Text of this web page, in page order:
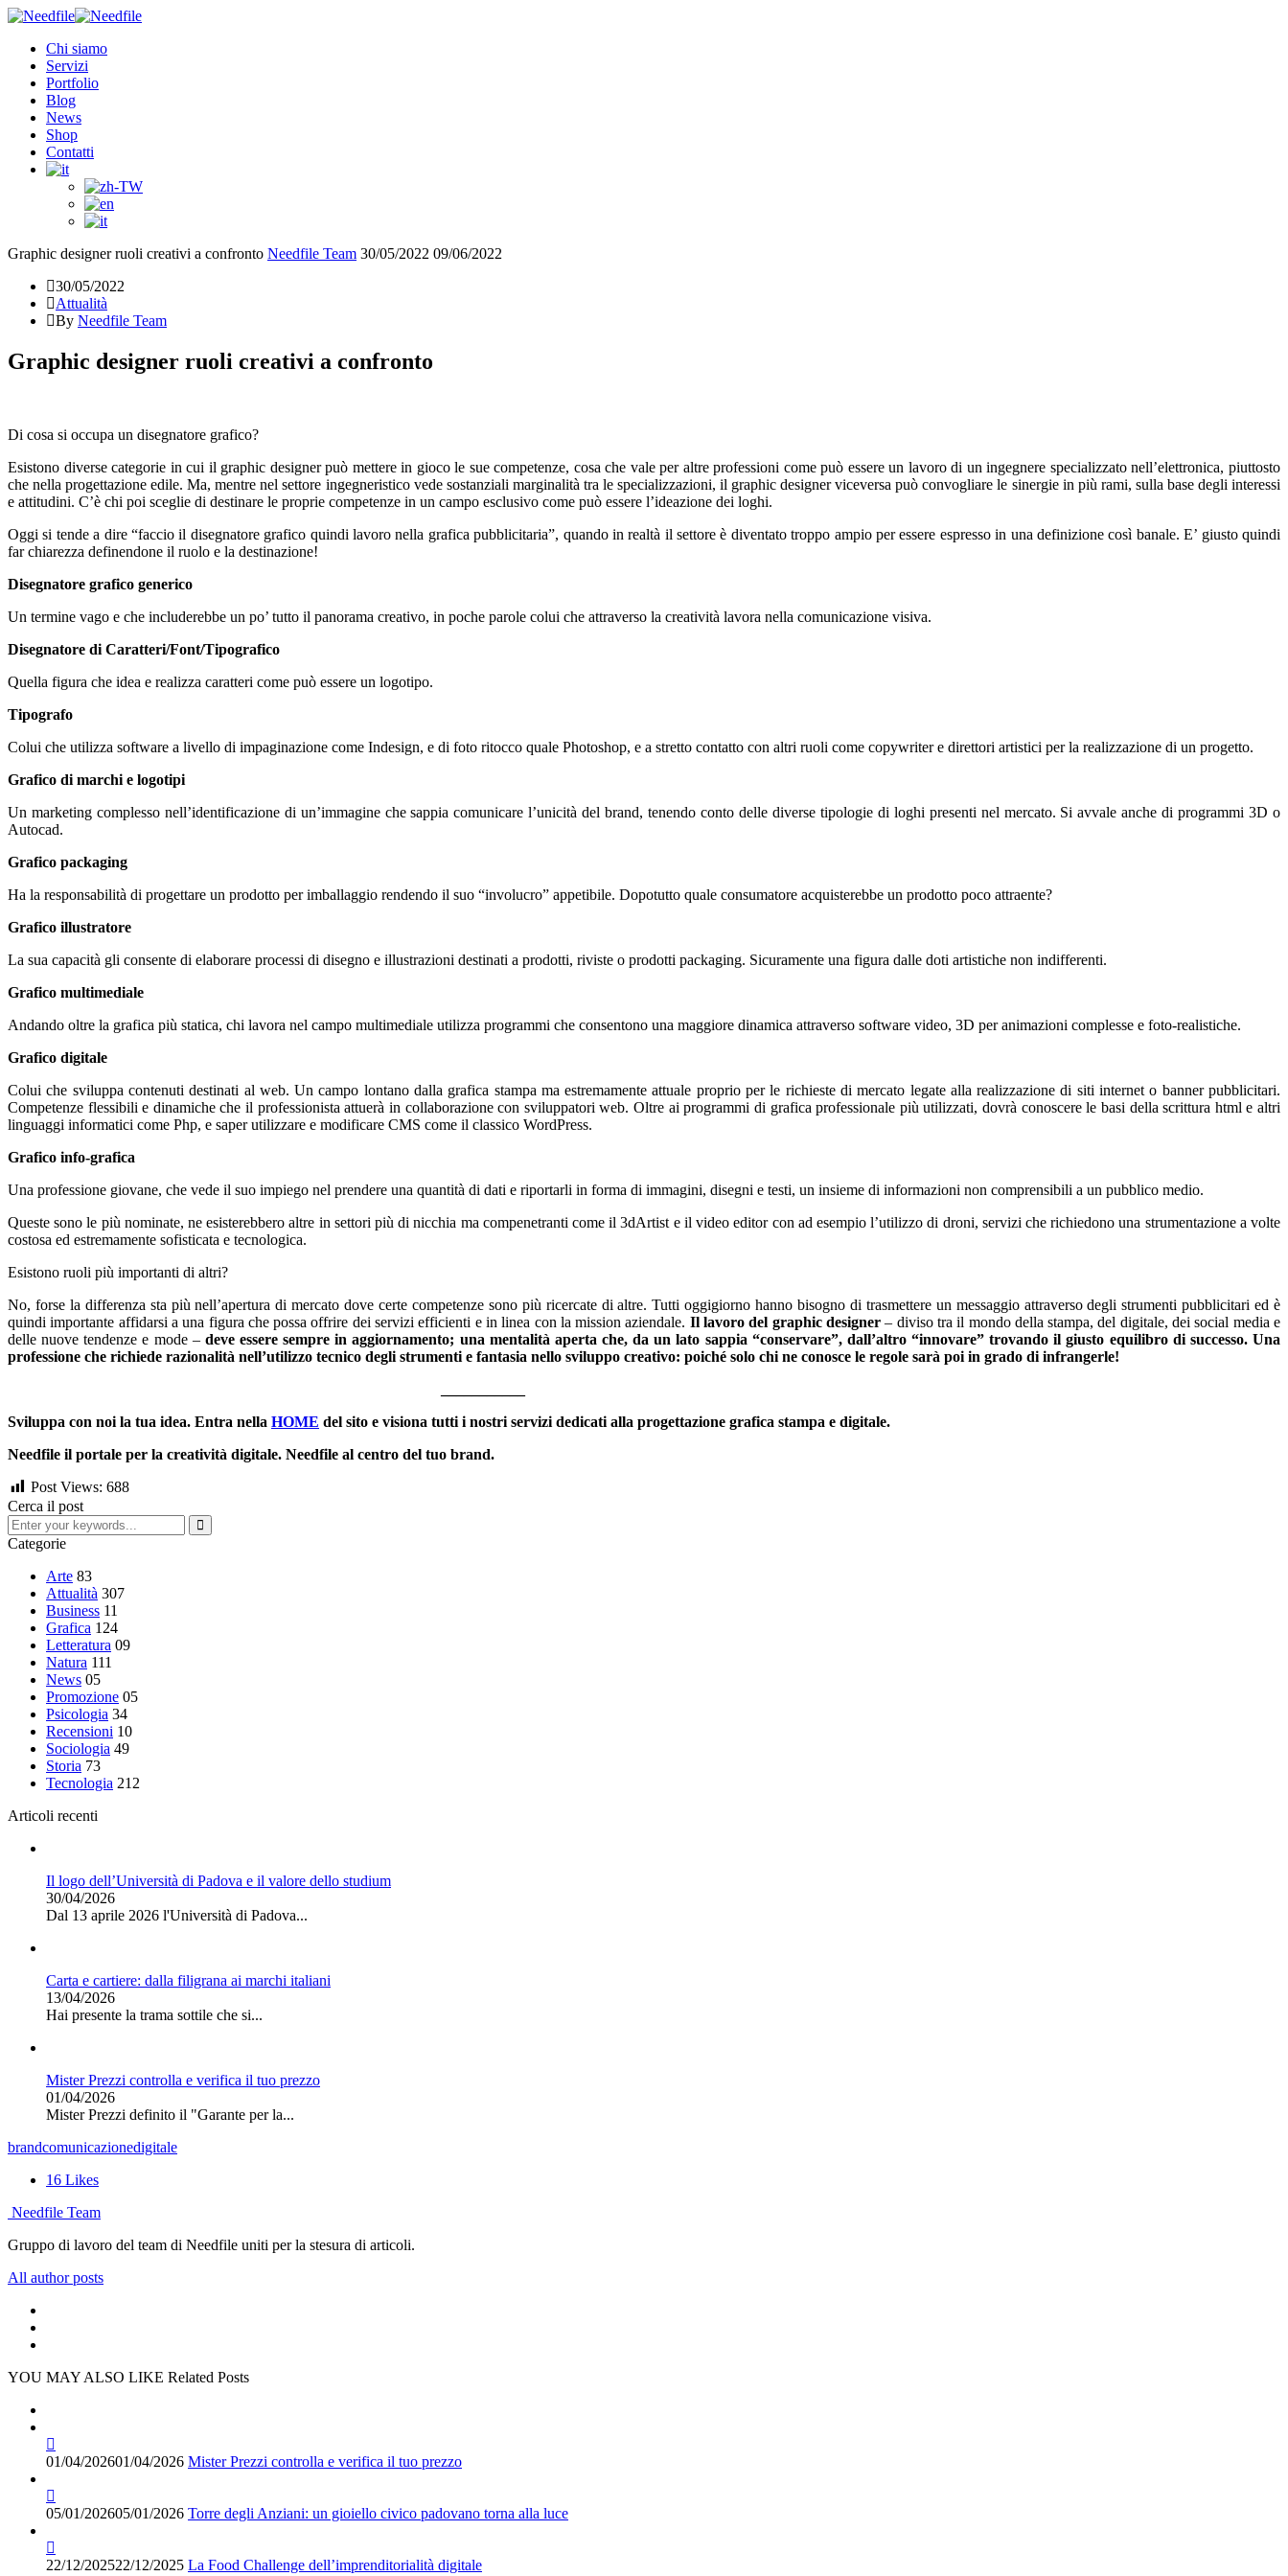
Chi siamo
Servizi
Portfolio
Blog
News
Shop
Contatti
Graphic designer ruoli creativi a confronto Needfile Team 30/05/2022 09/06/2022
30/05/2022
Attualità
By Needfile Team
Graphic designer ruoli creativi a confronto
Di cosa si occupa un disegnatore grafico?
Esistono diverse categorie in cui il graphic designer può mettere in gioco le sue competenze, cosa che vale per altre professioni come può essere un lavoro di un ingegnere specializzato nell’elettronica, piuttosto
che nella progettazione edile. Ma, mentre nel settore ingegneristico vede sostanziali marginalità tra le specializzazioni, il graphic designer viceversa può convogliare le sinergie in più rami, sulla base degli interessi
e attitudini. C’è chi poi sceglie di destinare le proprie competenze in un campo esclusivo come può essere l’ideazione dei loghi.
Oggi si tende a dire “faccio il disegnatore grafico quindi lavoro nella grafica pubblicitaria”, quando in realtà il settore è diventato troppo ampio per essere espresso in una definizione così banale. E’ giusto quindi
far chiarezza definendone il ruolo e la destinazione!
Disegnatore grafico generico
Un termine vago e che includerebbe un po’ tutto il panorama creativo, in poche parole colui che attraverso la creatività lavora nella comunicazione visiva.
Disegnatore di Caratteri/Font/Tipografico
Quella figura che idea e realizza caratteri come può essere un logotipo.
Tipografo
Colui che utilizza software a livello di impaginazione come Indesign, e di foto ritocco quale Photoshop, e a stretto contatto con altri ruoli come copywriter e direttori artistici per la realizzazione di un progetto.
Grafico di marchi e logotipi
Un marketing complesso nell’identificazione di un’immagine che sappia comunicare l’unicità del brand, tenendo conto delle diverse tipologie di loghi presenti nel mercato. Si avvale anche di programmi 3D o
Autocad.
Grafico packaging
Ha la responsabilità di progettare un prodotto per imballaggio rendendo il suo “involucro” appetibile. Dopotutto quale consumatore acquisterebbe un prodotto poco attraente?
Grafico illustratore
La sua capacità gli consente di elaborare processi di disegno e illustrazioni destinati a prodotti, riviste o prodotti packaging. Sicuramente una figura dalle doti artistiche non indifferenti.
Grafico multimediale
Andando oltre la grafica più statica, chi lavora nel campo multimediale utilizza programmi che consentono una maggiore dinamica attraverso software video, 3D per animazioni complesse e foto-realistiche.
Grafico digitale
Colui che sviluppa contenuti destinati al web. Un campo lontano dalla grafica stampa ma estremamente attuale proprio per le richieste di mercato legate alla realizzazione di siti internet o banner pubblicitari.
Competenze flessibili e dinamiche che il professionista attuerà in collaborazione con sviluppatori web. Oltre ai programmi di grafica professionale più utilizzati, dovrà conoscere le basi della scrittura html e altri
linguaggi informatici come Php, e saper utilizzare e modificare CMS come il classico WordPress.
Grafico info-grafica
Una professione giovane, che vede il suo impiego nel prendere una quantità di dati e riportarli in forma di immagini, disegni e testi, un insieme di informazioni non comprensibili a un pubblico medio.
Queste sono le più nominate, ne esisterebbero altre in settori più di nicchia ma compenetranti come il 3dArtist e il video editor con ad esempio l’utilizzo di droni, servizi che richiedono una strumentazione a volte
costosa ed estremamente sofisticata e tecnologica.
Esistono ruoli più importanti di altri?
No, forse la differenza sta più nell’apertura di mercato dove certe competenze sono più ricercate di altre. Tutti oggigiorno hanno bisogno di trasmettere un messaggio attraverso degli strumenti pubblicitari ed è
quindi importante affidarsi a una figura che possa offrire dei servizi efficienti e in linea con la mission aziendale. Il lavoro del graphic designer – diviso tra il mondo della stampa, del digitale, dei social media e
delle nuove tendenze e mode – deve essere sempre in aggiornamento; una mentalità aperta che, da un lato sappia “conservare”, dall’altro “innovare” trovando il giusto equilibro di successo. Una
professione che richiede razionalità nell’utilizzo tecnico degli strumenti e fantasia nello sviluppo creativo: poiché solo chi ne conosce le regole sarà poi in grado di infrangerle!
Sviluppa con noi la tua idea. Entra nella HOME del sito e visiona tutti i nostri servizi dedicati alla progettazione grafica stampa e digitale.
Needfile il portale per la creatività digitale. Needfile al centro del tuo brand.
Post Views: 688
Cerca il post
Categorie
Arte 83
Attualità 307
Business 11
Grafica 124
Letteratura 09
Natura 111
News 05
Promozione 05
Psicologia 34
Recensioni 10
Sociologia 49
Storia 73
Tecnologia 212
Articoli recenti
Il logo dell’Università di Padova e il valore dello studium
30/04/2026
Dal 13 aprile 2026 l'Università di Padova...
Carta e cartiere: dalla filigrana ai marchi italiani
13/04/2026
Hai presente la trama sottile che si...
Mister Prezzi controlla e verifica il tuo prezzo
01/04/2026
Mister Prezzi definito il "Garante per la...
brandcomunicazionedigitale
16 Likes
Needfile Team
Gruppo di lavoro del team di Needfile uniti per la stesura di articoli.
All author posts
YOU MAY ALSO LIKE Related Posts
01/04/202601/04/2026 Mister Prezzi controlla e verifica il tuo prezzo
05/01/202605/01/2026 Torre degli Anziani: un gioiello civico padovano torna alla luce
22/12/202522/12/2025 La Food Challenge dell’imprenditorialità digitale